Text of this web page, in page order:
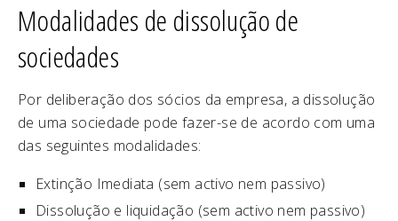
Modalidades de dissolução de
sociedades
Por deliberação dos sócios da empresa, a dissolução
de uma sociedade pode fazer-se de acordo com uma
das seguintes modalidades:
Extinção Imediata (sem activo nem passivo)
Dissolução e liquidação (sem activo nem passivo)